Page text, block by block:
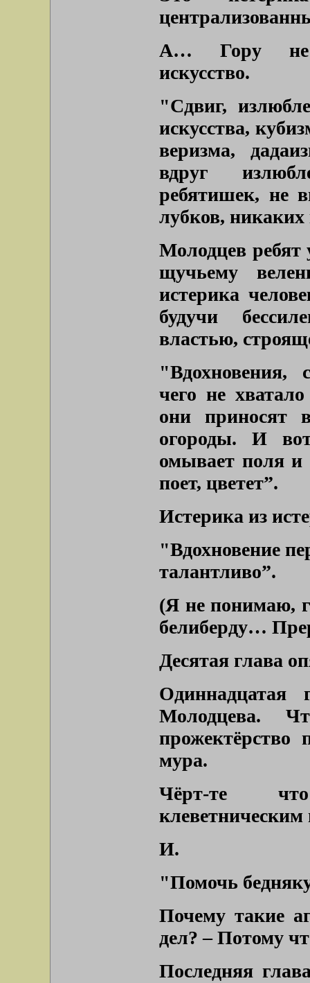
А… Гору не
искусство.
"Сдвиг,
искусства,
веризма,
вдруг
ребятишек, не
лубков,
Молодцев ребят
щучьему
истерика
будучи
властью,
"Вдохновения,
чего не
они приносят
огороды. И вот
омывает поля и
поет, цветет”.
Истерика из
"Вдохновение
талантливо”.
(Я не понимаю,
белиберду…
Десятая глава
Одиннадцатая
Молодцева.
прожектёрство
мура.
Чёрт-те
клеветническим
И.
"Помочь
Почему такие
дел? – Потому
Последняя